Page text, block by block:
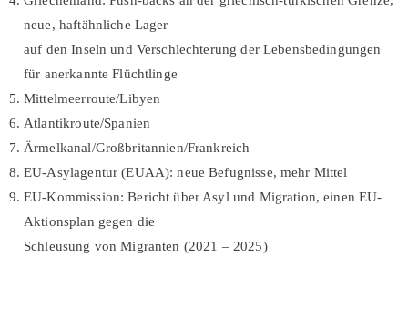
neue, haftähnliche Lager
auf den Inseln und Verschlechterung der Lebensbedingungen
für anerkannte Flüchtlinge
Mittelmeerroute/Libyen
Atlantikroute/Spanien
Ärmelkanal/Großbritannien/Frankreich
EU-Asylagentur (EUAA): neue Befugnisse, mehr Mittel
EU-Kommission: Bericht über Asyl und Migration, einen EU-
Aktionsplan gegen die
Schleusung von Migranten (2021 – 2025)